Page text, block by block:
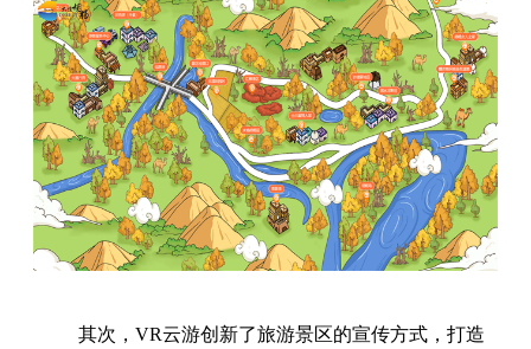
其次，VR云游创新了旅游景区的宣传方式，打造